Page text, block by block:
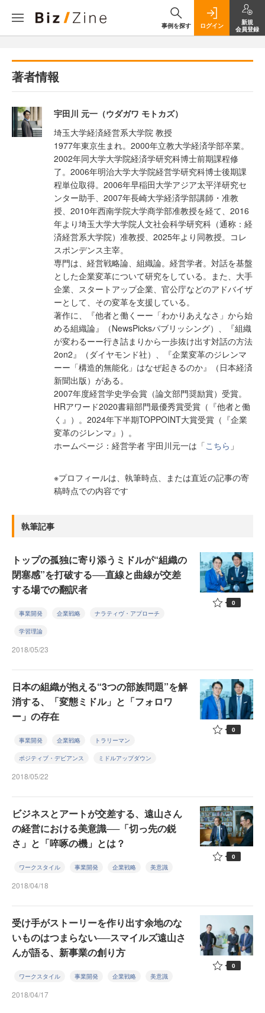
事例を探す ログイン
新規
会員登録
著者情報
宇田川 元一（ウダガワ モトカズ）
埼玉大学経済経営系大学院 教授
1977年東京生まれ。2000年立教大学経済学部卒業。
2002年同大学大学院経済学研究科博士前期課程修
了。2006年明治大学大学院経営学研究科博士後期課
程単位取得。2006年早稲田大学アジア太平洋研究セ
ンター助手、2007年長崎大学経済学部講師・准教
授、2010年西南学院大学商学部准教授を経て、2016
年より埼玉大学大学院人文社会科学研究科（通称：経
済経営系大学院）准教授、2025年より同教授。コレ
スポンデンス主宰。
専門は、経営戦略論、組織論。経営学者。対話を基盤
とした企業変革について研究をしている。また、大手
企業、スタートアップ企業、官公庁などのアドバイザ
ーとして、その変革を支援している。
著作に、『他者と働くーー「わかりあえなさ」から始
める組織論』（NewsPicksパブリッシング）、『組織
が変わるーー行き詰まりから一歩抜け出す対話の方法
2on2』（ダイヤモンド社）、『企業変革のジレンマ
ーー「構造的無能化」はなぜ起きるのか』（日本経済
新聞出版）がある。
2007年度経営学史学会賞（論文部門奨励賞）受賞。
HRアワード2020書籍部門最優秀賞受賞（『他者と働
く』）。2024年下半期TOPPOINT大賞受賞（『企業
変革のジレンマ』）。
ホームページ：経営学者 宇田川元一は「こちら 」
※プロフィールは、執筆時点、または直近の記事の寄
稿時点での内容です
執筆記事
トップの孤独に寄り添うミドルが“組織の
閉塞感”を打破する──直線と曲線が交差
する場での翻訳者
事業開発 企業戦略 ナラティヴ・アプローチ
学習理論
2018/05/23
0
日本の組織が抱える“3つの部族問題”を解
消する、「変態ミドル」と「フォロワ
ー」の存在
事業開発 企業戦略 トラリーマン
ポジティブ・デビアンス ミドルアップダウン
2018/05/22
0
ビジネスとアートが交差する、遠山さん
の経営における美意識──「切っ先の鋭
さ」と「啐啄の機」とは？
ワークスタイル 事業開発 企業戦略 美意識
2018/04/18
0
受け手がストーリーを作り出す余地のな
いものはつまらない──スマイルズ遠山さ
んが語る、新事業の創り方
ワークスタイル 事業開発 企業戦略 美意識
2018/04/17
0